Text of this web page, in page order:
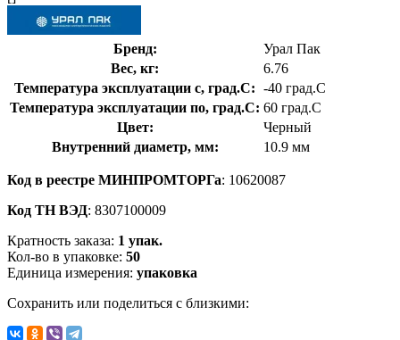
Бренд:
Урал Пак
Вес, кг:
6.76
Температура эксплуатации с, град.C: -40 град.C
Температура эксплуатации по, град.C: 60 град.C
Цвет:
Черный
Внутренний диаметр, мм:
10.9 мм
Код в реестре МИНПРОМТОРГа: 10620087
Код ТН ВЭД: 8307100009
Кратность заказа: 1 упак.
Кол-во в упаковке: 50
Единица измерения: упаковка
Сохранить или поделиться с близкими: